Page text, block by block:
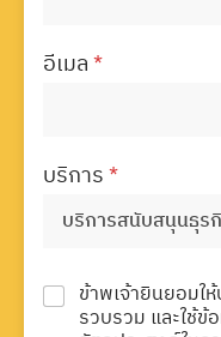
อีเมล*
บริการ*
ข้าพเจ้ายินยอม
รวบรวม และใช้